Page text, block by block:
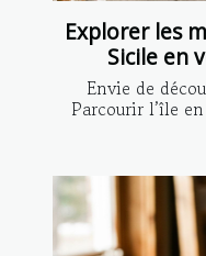
Explorer les
Sicile en
Envie de
Parcourir l’île